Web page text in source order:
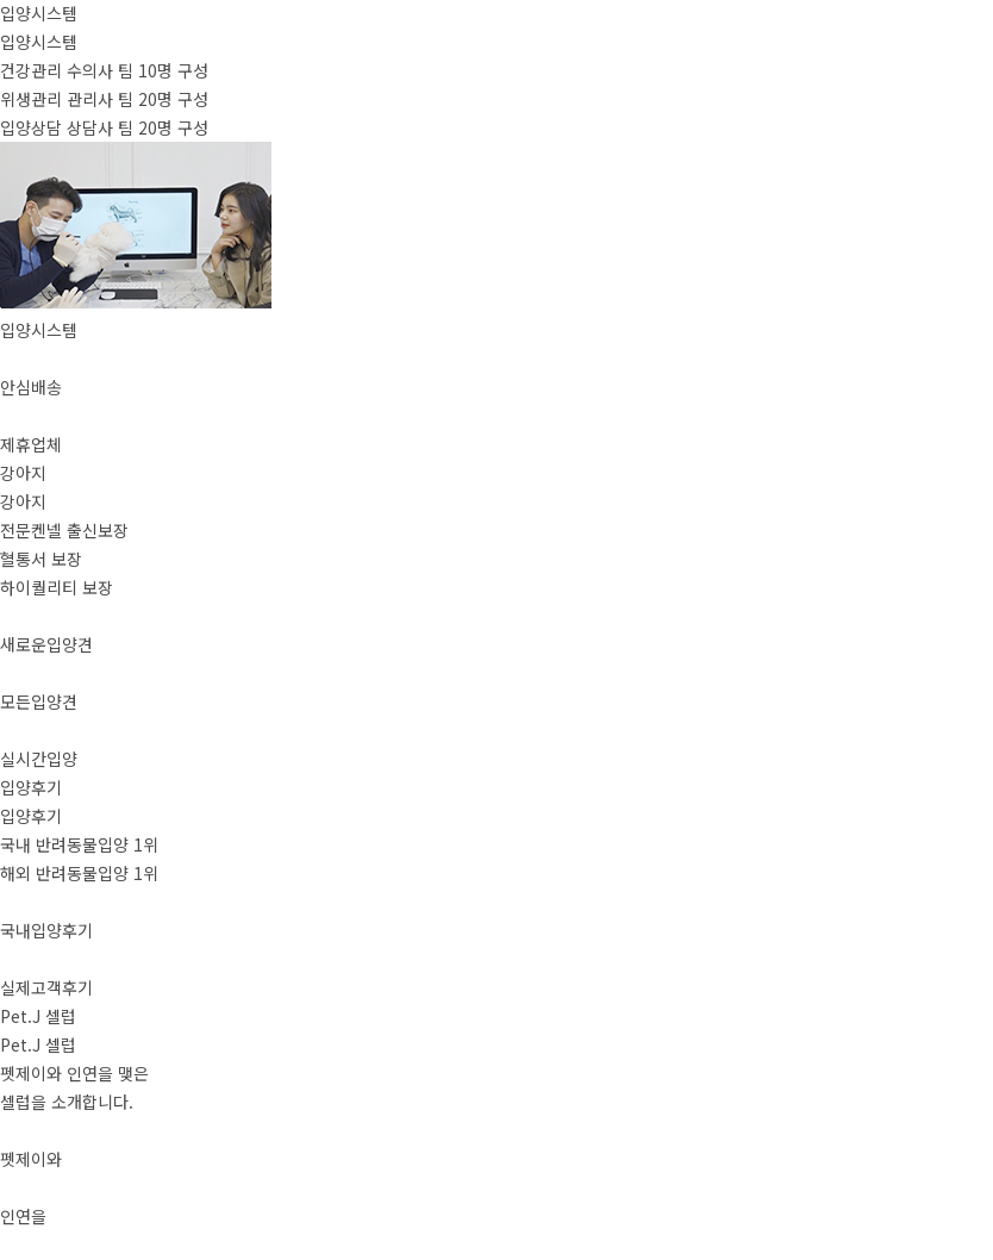
입양시스템
입양시스템
건강관리 수의사 팀 10명 구성
위생관리 관리사 팀 20명 구성
입양상담 상담사 팀 20명 구성
입양시스템
안심배송
제휴업체
강아지
강아지
전문켄넬 출신보장
혈통서 보장
하이퀄리티 보장
새로운입양견
모든입양견
실시간입양
입양후기
입양후기
국내 반려동물입양 1위
해외 반려동물입양 1위
국내입양후기
실제고객후기
Pet.J 셀럽
Pet.J 셀럽
펫제이와 인연을 맺은
셀럽을 소개합니다.
펫제이와
인연을